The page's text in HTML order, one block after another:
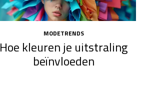
MODETRENDS
Hoe kleuren je uitstraling
beïnvloeden